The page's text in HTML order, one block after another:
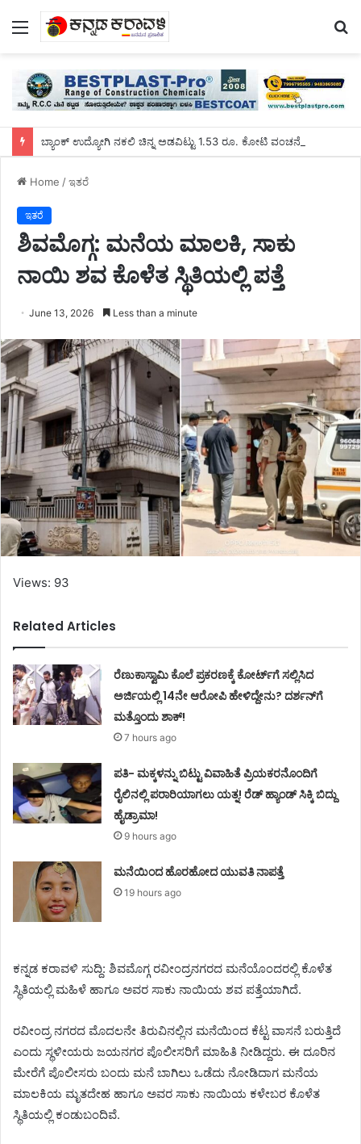
Menu
ಬ್ಯಾಂಕ್ ಉದ್ಯೋಗಿ ನಕಲಿ ಚಿನ್ನ ಅಡವಿಟ್ಟು 1.53 ರೂ. ಕೋಟಿ ವಂಚನೆ!
Home /ಇತರೆ
ಇತರೆ
ಶಿವಮೊಗ್ಗ: ಮನೆಯ ಮಾಲಕಿ, ಸಾಕು
ನಾಯಿ ಶವ ಕೊಳೆತ ಸ್ಥಿತಿಯಲ್ಲಿ ಪತ್ತೆ
June 13, 2026 Less than a minute
Views: 93
Related Articles
ರೆಣುಕಾಸ್ವಾಮಿ ಕೊಲೆ ಪ್ರಕರಣಕ್ಕೆ ಕೋರ್ಟ್‌ಗೆ ಸಲ್ಲಿಸಿದ
ಅರ್ಜಿಯಲ್ಲಿ 14ನೇ ಆರೋಪಿ ಹೇಳಿದ್ದೇನು? ದರ್ಶನ್‌ಗೆ
ಮತ್ತೊಂದು ಶಾಕ್!
7 hours ago
ಪತಿ- ಮಕ್ಕಳನ್ನು ಬಿಟ್ಟು ವಿವಾಹಿತೆ ಪ್ರಿಯಕರನೊಂದಿಗೆ
ರೈಲಿನಲ್ಲಿ ಪರಾರಿಯಾಗಲು ಯತ್ನ! ರೆಡ್ ಹ್ಯಾಂಡ್ ಸಿಕ್ಕಿ ಬಿದ್ದು
ಹೈಡ್ರಾಮಾ!
9 hours ago
ಮನೆಯಿಂದ ಹೊರಹೋದ ಯುವತಿ ನಾಪತ್ತೆ
19 hours ago
ಕನ್ನಡ ಕರಾವಳಿ ಸುದ್ದಿ: ಶಿವಮೊಗ್ಗ ರವೀಂದ್ರ‌ನಗರದ ಮನೆಯೊಂದರಲ್ಲಿ ಕೊಳೆತ
ಸ್ಥಿತಿಯಲ್ಲಿ ಮಹಿಳೆ ಹಾಗೂ ಅವರ ಸಾಕು ನಾಯಿಯ ಶವ ಪತ್ತೆಯಾಗಿದೆ.
ರವೀಂದ್ರ ನಗರದ ಮೊದಲನೇ ತಿರುವಿನಲ್ಲಿನ ಮನೆಯಿಂದ ಕೆಟ್ಟ ವಾಸನೆ ಬರುತ್ತಿದೆ
ಎಂದು ಸ್ಥಳೀಯರು ಜಯನಗರ ಪೊಲೀಸರಿಗೆ ಮಾಹಿತಿ ನೀಡಿದ್ದರು. ಈ ದೂರಿನ
ಮೇರೆಗೆ ಪೊಲೀಸರು ಬಂದು ಮನೆ ಬಾಗಿಲು ಒಡೆದು ನೋಡಿದಾಗ ಮನೆಯ
ಮಾಲಕಿಯ ಮೃತದೇಹ ಹಾಗೂ ಅವರ ಸಾಕು ನಾಯಿಯ ಕಳೇಬರ ಕೊಳೆತ
ಸ್ಥಿತಿಯಲ್ಲಿ ಕಂಡುಬಂದಿವೆ.